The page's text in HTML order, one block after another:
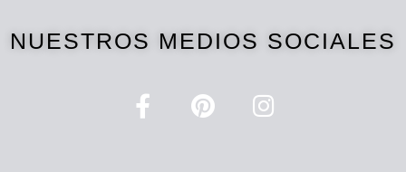
NUESTROS MEDIOS SOCIALES